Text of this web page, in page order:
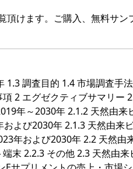
けます。ご購入、無料サ
調査目的 1.4 市場調査手
2 エグゼクティブサマリー
年～2030年 2.1.2 天然由
よび2030年 2.1.3 天然由来
年および2030年 2.2 天然由
末 2.2.3 その他 2.3 天然由